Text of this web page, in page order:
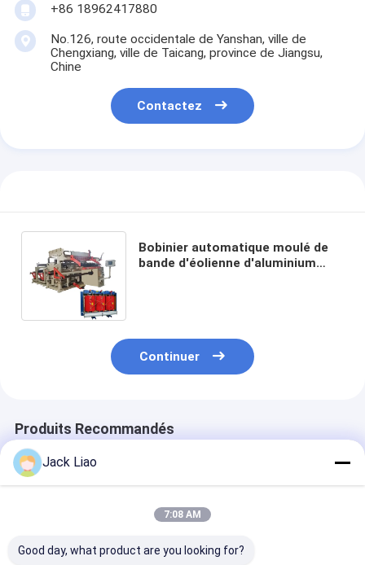
+86 18962417880
No.126, route occidentale de Yanshan, ville de
Chengxiang, ville de Taicang, province de Jiangsu,
Chine
Contactez
Bobinier automatique moulé de
bande d'éolienne d'aluminium
Continuer
Produits Recommandés
Jack Liao
7:08 AM
Good day, what product are you looking for?